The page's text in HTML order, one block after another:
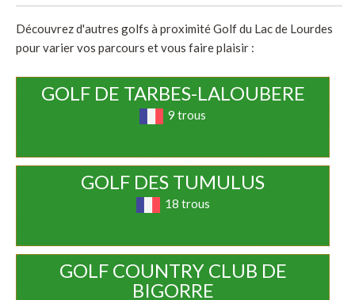
Découvrez d'autres golfs à proximité Golf du Lac de Lourdes
pour varier vos parcours et vous faire plaisir :
GOLF DE TARBES-LALOUBERE
9 trous
GOLF DES TUMULUS
18 trous
GOLF COUNTRY CLUB DE
BIGORRE